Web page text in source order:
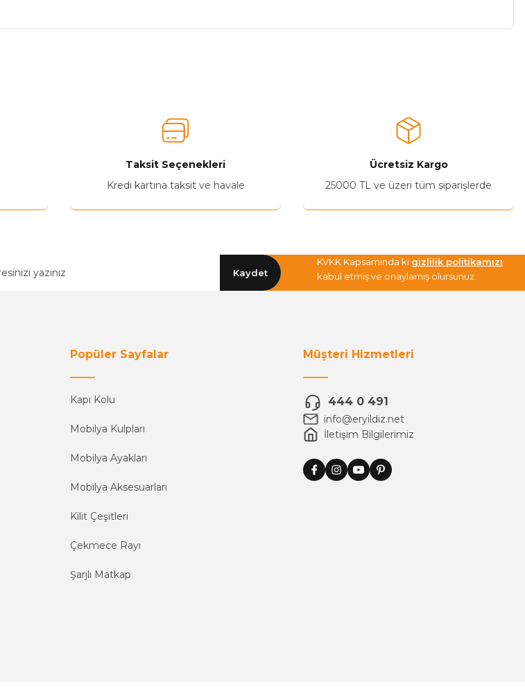
Taksit Seçenekleri
Kredi kartına taksit ve havale
Ücretsiz Kargo
25000 TL ve üzeri tüm siparişlerde
Kaydet
KVKK Kapsamında ki gizlilik politikamızı
kabul etmiş ve onaylamış olursunuz.
Popüler Sayfalar
Kapı Kolu
Mobilya Kulpları
Mobilya Ayakları
Mobilya Aksesuarları
Kilit Çeşitleri
Çekmece Rayı
Şarjlı Matkap
Müşteri Hizmetleri
444 0 491
info@eryildiz.net
İletişim Bilgilerimiz